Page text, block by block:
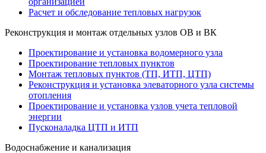
Расчет и обследование тепловых нагрузок
Реконструкция и монтаж отдельных узлов ОВ и ВК
Проектирование и установка водомерного узла
Проектирование тепловых пунктов
Монтаж тепловых пунктов (ТП, ИТП, ЦТП)
Реконструкция и установка элеваторного узла системы
отопления
Проектирование и установка узлов учета тепловой
энергии
Пусконаладка ЦТП и ИТП
Водоснабжение и канализация